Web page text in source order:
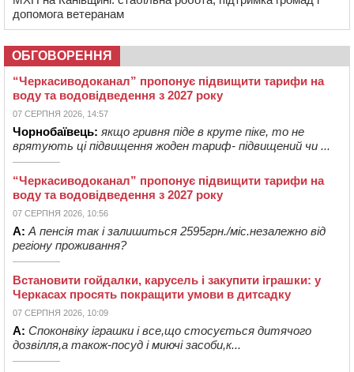
допомога ветеранам
ОБГОВОРЕННЯ
“Черкасиводоканал” пропонує підвищити тарифи на
воду та водовідведення з 2027 року
07 СЕРПНЯ 2026, 14:57
Чорнобаївець: якщо гривня піде в круте піке, то не
врятують ці підвищення жоден тариф- підвищений чи ...
“Черкасиводоканал” пропонує підвищити тарифи на
воду та водовідведення з 2027 року
07 СЕРПНЯ 2026, 10:56
А: А пенсія так і залишиться 2595грн./міс.незалежно від
регіону проживання?
Встановити гойдалки, карусель і закупити іграшки: у
Черкасах просять покращити умови в дитсадку
07 СЕРПНЯ 2026, 10:09
А: Споконвіку іграшки і все,що стосується дитячого
дозвілля,а також-посуд і миючі засоби,к...